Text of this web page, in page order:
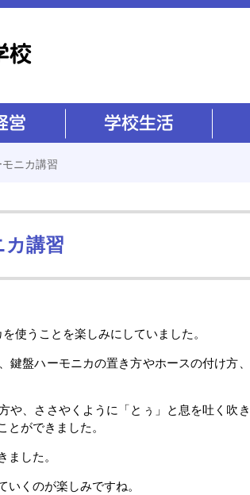
ニカ講習
カ講習
使うことを楽しみにしていました。
鍵盤ハーモニカの置き方やホースの付け方
や、ささやくように「とぅ」と息を吐く吹き
とができました。
ました。
くのが楽しみですね。